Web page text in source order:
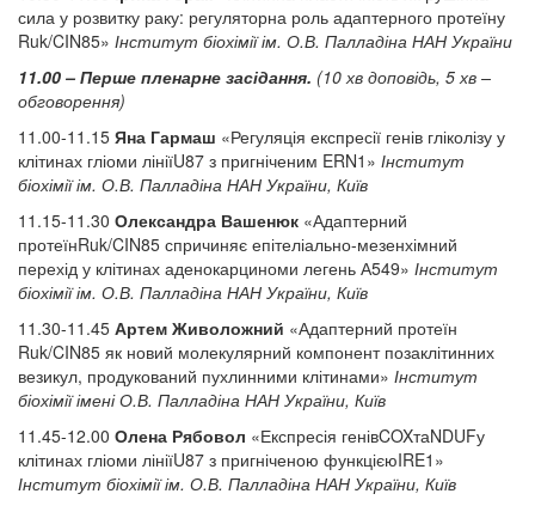
сила у розвитку раку: регуляторна роль адаптерного протеїну
Ruk/CIN85» Інститут біохімії ім. О.В. Палладіна НАН України
11.00 – Перше пленарне засідання. (10 хв доповідь, 5 хв –
обговорення)
11.00-11.15 Яна Гармаш «Регуляція експресії генів гліколізу у
клітинах гліоми лініїU87 з пригніченим ERN1» Інститут
біохімії ім. О.В. Палладіна НАН України, Київ
11.15-11.30 Олександра Вашенюк «Адаптерний
протеїнRuk/CIN85 спричиняє епітеліально-мезенхімний
перехід у клітинах аденокарциноми легень А549» Інститут
біохімії ім. О.В. Палладіна НАН України, Київ
11.30-11.45 Артем Живоложний «Адаптерний протеїн
Ruk/CIN85 як новий молекулярний компонент позаклітинних
везикул, продукований пухлинними клітинами» Інститут
біохімії імені О.В. Палладіна НАН України, Київ
11.45-12.00 Олена Рябовол «Експресія генівCOXтаNDUFу
клітинах гліоми лініїU87 з пригніченою функцієюIRE1»
Інститут біохімії ім. О.В. Палладіна НАН України, Київ